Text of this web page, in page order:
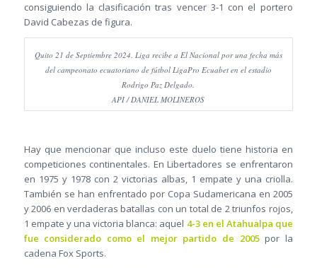
consiguiendo la clasificación tras vencer 3-1 con el portero
David Cabezas de figura.
Quito 21 de Septiembre 2024. Liga recibe a El Nacional por una fecha más
del campeonato ecuatoriano de fútbol LigaPro Ecuabet en el estadio
Rodrigo Paz Delgado.
API / DANIEL MOLINEROS
Hay que mencionar que incluso este duelo tiene historia en
competiciones continentales. En Libertadores se enfrentaron
en 1975 y 1978 con 2 victorias albas, 1 empate y una criolla.
También se han enfrentado por Copa Sudamericana en 2005
y 2006 en verdaderas batallas con un total de 2 triunfos rojos,
1 empate y una victoria blanca: aquel 4-3 en el Atahualpa que
fue considerado como el mejor partido de 2005por la
cadena Fox Sports.